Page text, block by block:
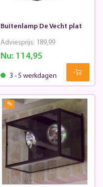
Buitenlamp De Vecht plat
Nu: 114,95
Adviesprijs: 189,99
3 - 5 werkdagen
%